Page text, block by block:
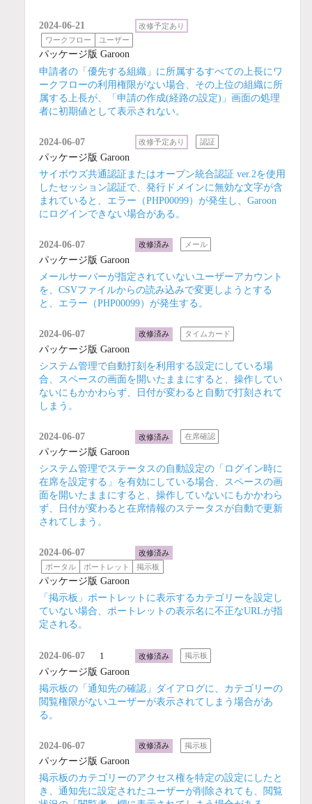
2024-06-21
改修予定あり
ワークフロー
ユーザー
パッケージ版 Garoon
申請者の「優先する組織」に所属するすべての上長にワ
ークフローの利用権限がない場合、その上位の組織に所
属する上長が、「申請の作成(経路の設定)」画面の処理
者に初期値として表示されない。
2024-06-07 改修予定あり 認証
パッケージ版 Garoon
サイボウズ共通認証またはオープン統合認証 ver.2を使用
したセッション認証で、発行ドメインに無効な文字が含
まれていると、エラー（PHP00099）が発生し、Garoon
にログインできない場合がある。
2024-06-07 改修済み メール
パッケージ版 Garoon
メールサーバーが指定されていないユーザーアカウント
を、CSVファイルからの読み込みで変更しようとする
と、エラー（PHP00099）が発生する。
2024-06-07 改修済み タイムカード
パッケージ版 Garoon
システム管理で自動打刻を利用する設定にしている場
合、スペースの画面を開いたままにすると、操作してい
ないにもかかわらず、日付が変わると自動で打刻されて
しまう。
2024-06-07 改修済み 在席確認
パッケージ版 Garoon
システム管理でステータスの自動設定の「ログイン時に
在席を設定する」を有効にしている場合、スペースの画
面を開いたままにすると、操作していないにもかかわら
ず、日付が変わると在席情報のステータスが自動で更新
されてしまう。
2024-06-07
改修済み
ポータル
ポートレット 掲示板
パッケージ版 Garoon
「掲示板」ポートレットに表示するカテゴリーを設定し
ていない場合、ポートレットの表示名に不正なURLが指
定される。
2024-06-07 1 改修済み 掲示板
パッケージ版 Garoon
掲示板の「通知先の確認」ダイアログに、カテゴリーの
閲覧権限がないユーザーが表示されてしまう場合があ
る。
2024-06-07 改修済み 掲示板
パッケージ版 Garoon
掲示板のカテゴリーのアクセス権を特定の設定にしたと
き、通知先に設定されたユーザーが削除されても、閲覧